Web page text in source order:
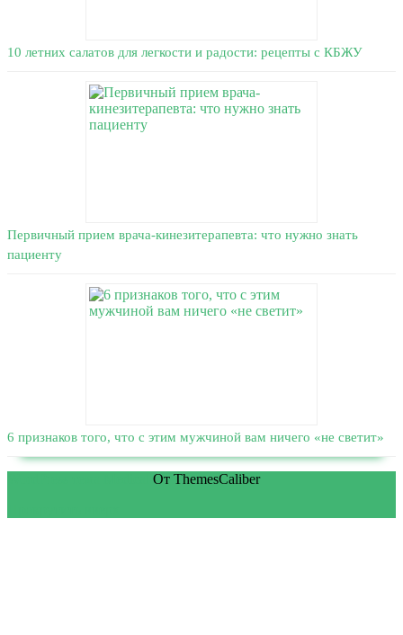
10 летних салатов для легкости и радости: рецепты с КБЖУ
Первичный прием врача-кинезитерапевта: что нужно знать
пациенту
6 признаков того, что с этим мужчиной вам ничего «не светит»
От ThemesCaliber